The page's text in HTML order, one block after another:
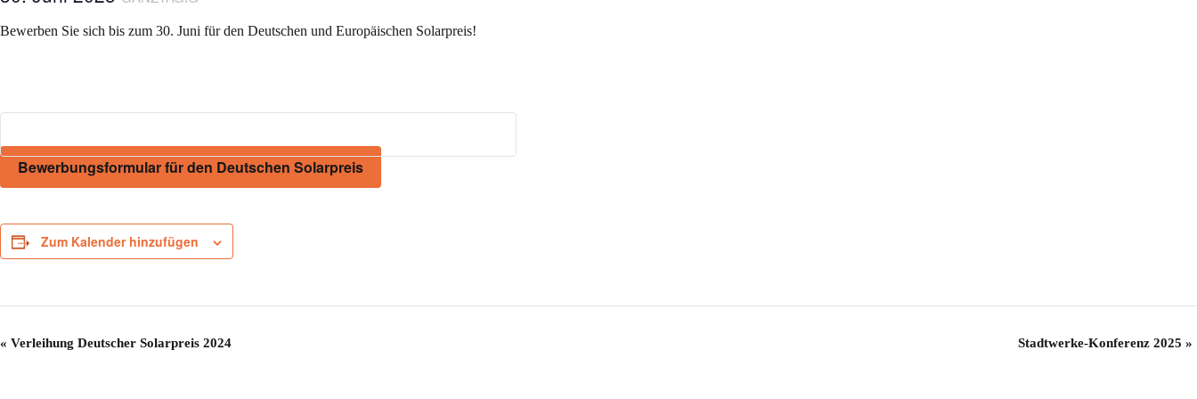
Bewerben Sie sich bis zum 30. Juni für den Deutschen und Europäischen Solarpreis!
Bewerbungsformular für den Deutschen Solarpreis
Zum Kalender hinzufügen
V
« Verleihung Deutscher Solarpreis 2024 Stadtwerke-Konferenz 2025 »